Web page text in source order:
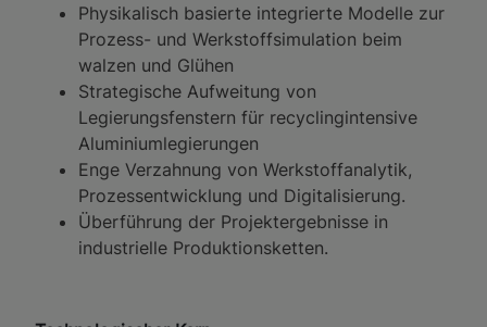
Physikalisch basierte integrierte Modelle zur
Prozess- und Werkstoffsimulation beim
walzen und Glühen
Strategische Aufweitung von
Legierungsfenstern für recyclingintensive
Aluminiumlegierungen
Enge Verzahnung von Werkstoffanalytik,
Prozessentwicklung und Digitalisierung.
Überführung der Projektergebnisse in
industrielle Produktionsketten.